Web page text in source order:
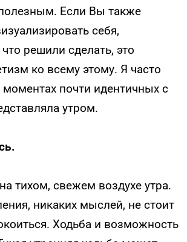
Если Вы также
себя,
решили сделать, это
ко всему этому. Я часто
почти идентичных с
утром.
тихом, свежем воздухе утра.
никаких мыслей, не стоит
Ходьба и возможность